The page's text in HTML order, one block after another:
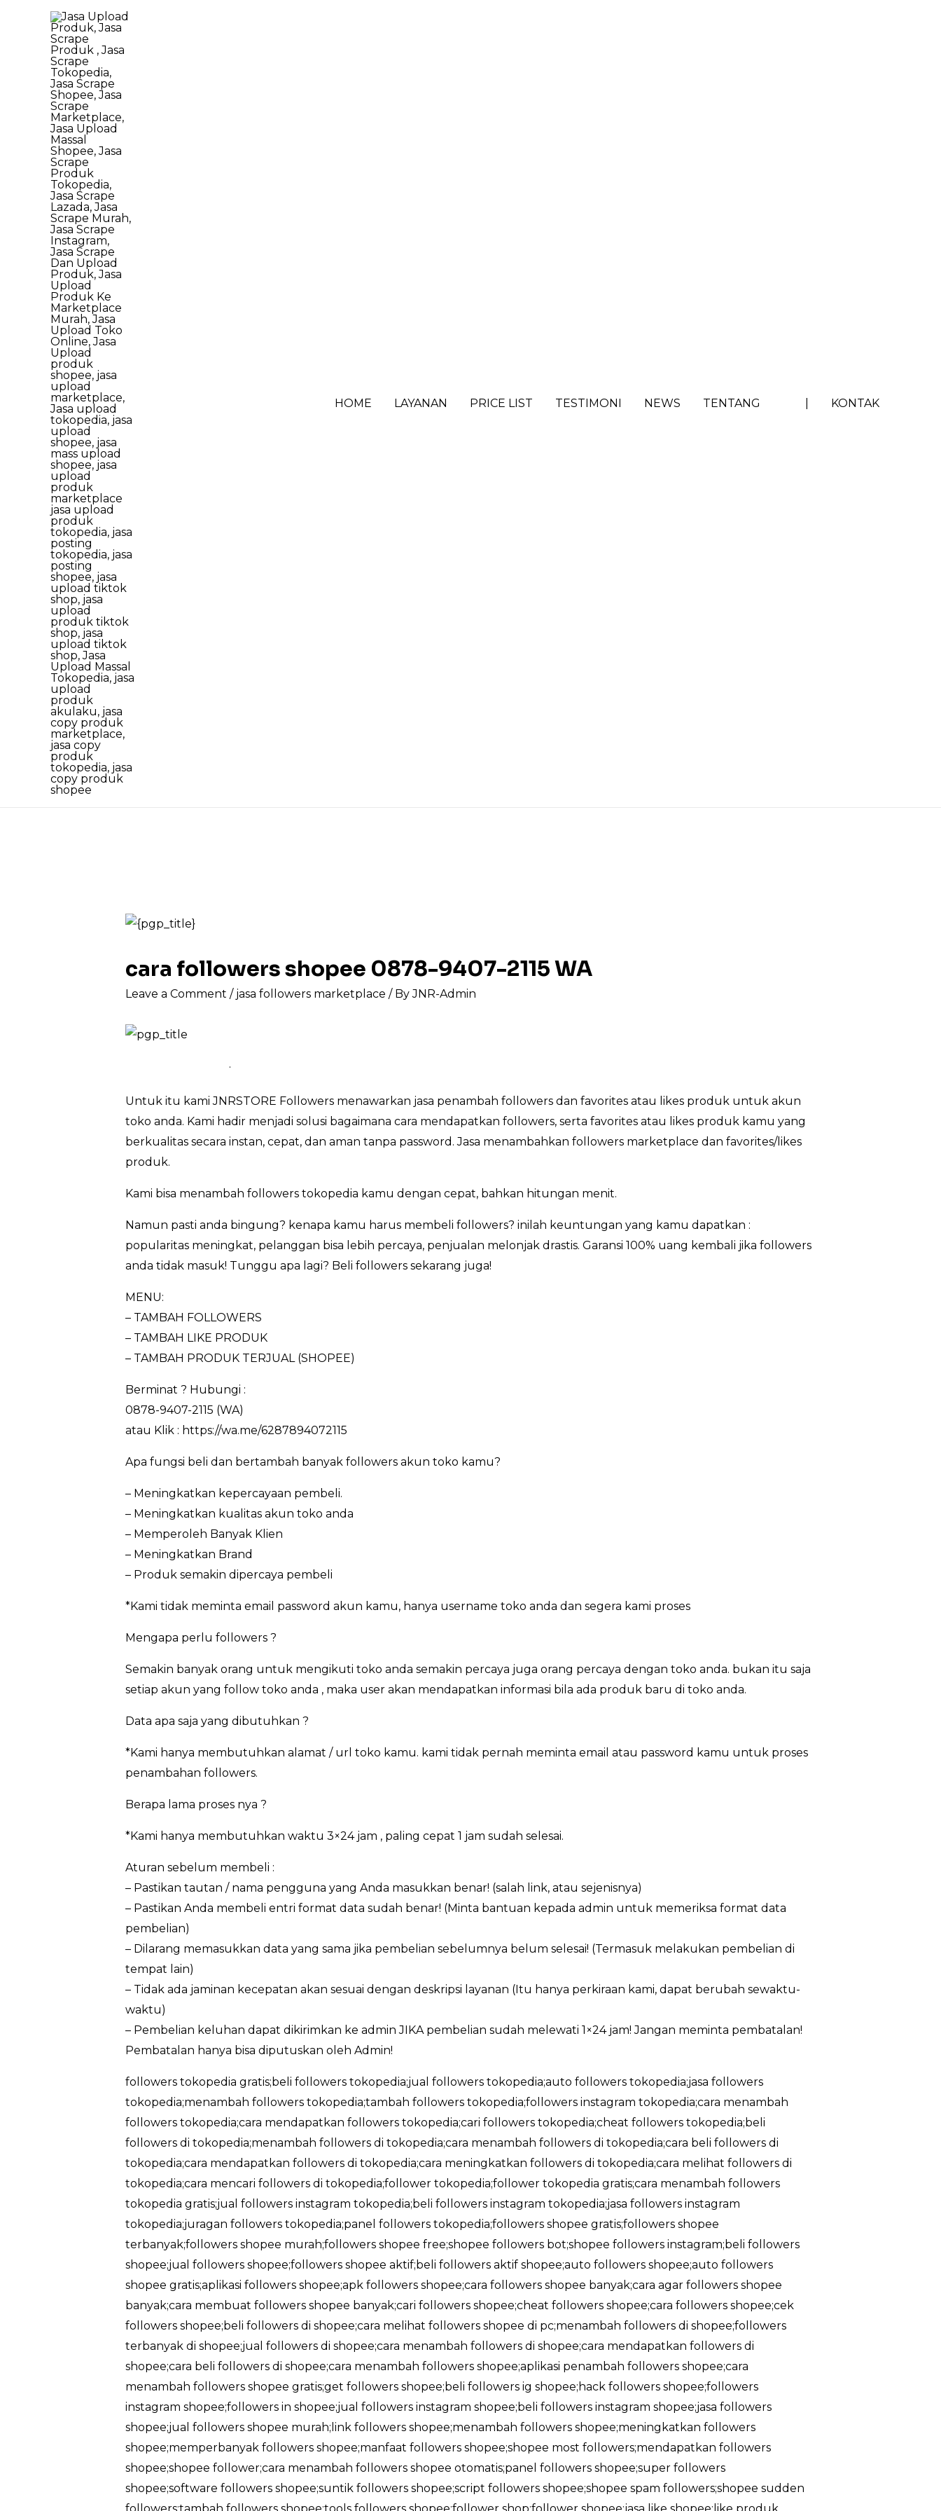
HOME LAYANAN PRICE LIST TESTIMONI NEWS TENTANG KONTAK
cara followers shopee 0878-9407-2115 WA
Leave a Comment / jasa followers marketplace / ByJNR-Admin
.
Untuk itu kami JNRSTORE Followers menawarkan jasa penambah followers dan favorites atau likes produk untuk akun
toko anda. Kami hadir menjadi solusi bagaimana cara mendapatkan followers, serta favorites atau likes produk kamu yang
berkualitas secara instan, cepat, dan aman tanpa password. Jasa menambahkan followers marketplace dan favorites/likes
produk.
Kami bisa menambah followers tokopedia kamu dengan cepat, bahkan hitungan menit.
Namun pasti anda bingung? kenapa kamu harus membeli followers? inilah keuntungan yang kamu dapatkan :
popularitas meningkat, pelanggan bisa lebih percaya, penjualan melonjak drastis. Garansi 100% uang kembali jika followers
anda tidak masuk! Tunggu apa lagi? Beli followers sekarang juga!
MENU:
– TAMBAH FOLLOWERS
– TAMBAH LIKE PRODUK
– TAMBAH PRODUK TERJUAL (SHOPEE)
Berminat ? Hubungi :
0878-9407-2115 (WA)
atau Klik : https://wa.me/6287894072115
Apa fungsi beli dan bertambah banyak followers akun toko kamu?
– Meningkatkan kepercayaan pembeli.
– Meningkatkan kualitas akun toko anda
– Memperoleh Banyak Klien
– Meningkatkan Brand
– Produk semakin dipercaya pembeli
*Kami tidak meminta email password akun kamu, hanya username toko anda dan segera kami proses
Mengapa perlu followers ?
Semakin banyak orang untuk mengikuti toko anda semakin percaya juga orang percaya dengan toko anda. bukan itu saja
setiap akun yang follow toko anda , maka user akan mendapatkan informasi bila ada produk baru di toko anda.
Data apa saja yang dibutuhkan ?
*Kami hanya membutuhkan alamat / url toko kamu. kami tidak pernah meminta email atau password kamu untuk proses
penambahan followers.
Berapa lama proses nya ?
*Kami hanya membutuhkan waktu 3×24 jam , paling cepat 1 jam sudah selesai.
Aturan sebelum membeli :
– Pastikan tautan / nama pengguna yang Anda masukkan benar! (salah link, atau sejenisnya)
– Pastikan Anda membeli entri format data sudah benar! (Minta bantuan kepada admin untuk memeriksa format data
pembelian)
– Dilarang memasukkan data yang sama jika pembelian sebelumnya belum selesai! (Termasuk melakukan pembelian di
tempat lain)
– Tidak ada jaminan kecepatan akan sesuai dengan deskripsi layanan (Itu hanya perkiraan kami, dapat berubah sewaktu-
waktu)
– Pembelian keluhan dapat dikirimkan ke admin JIKA pembelian sudah melewati 1×24 jam! Jangan meminta pembatalan!
Pembatalan hanya bisa diputuskan oleh Admin!
followers tokopedia gratis;beli followers tokopedia;jual followers tokopedia;auto followers tokopedia;jasa followers
tokopedia;menambah followers tokopedia;tambah followers tokopedia;followers instagram tokopedia;cara menambah
followers tokopedia;cara mendapatkan followers tokopedia;cari followers tokopedia;cheat followers tokopedia;beli
followers di tokopedia;menambah followers di tokopedia;cara menambah followers di tokopedia;cara beli followers di
tokopedia;cara mendapatkan followers di tokopedia;cara meningkatkan followers di tokopedia;cara melihat followers di
tokopedia;cara mencari followers di tokopedia;follower tokopedia;follower tokopedia gratis;cara menambah followers
tokopedia gratis;jual followers instagram tokopedia;beli followers instagram tokopedia;jasa followers instagram
tokopedia;juragan followers tokopedia;panel followers tokopedia;followers shopee gratis;followers shopee
terbanyak;followers shopee murah;followers shopee free;shopee followers bot;shopee followers instagram;beli followers
shopee;jual followers shopee;followers shopee aktif;beli followers aktif shopee;auto followers shopee;auto followers
shopee gratis;aplikasi followers shopee;apk followers shopee;cara followers shopee banyak;cara agar followers shopee
banyak;cara membuat followers shopee banyak;cari followers shopee;cheat followers shopee;cara followers shopee;cek
followers shopee;beli followers di shopee;cara melihat followers shopee di pc;menambah followers di shopee;followers
terbanyak di shopee;jual followers di shopee;cara menambah followers di shopee;cara mendapatkan followers di
shopee;cara beli followers di shopee;cara menambah followers shopee;aplikasi penambah followers shopee;cara
menambah followers shopee gratis;get followers shopee;beli followers ig shopee;hack followers shopee;followers
instagram shopee;followers in shopee;jual followers instagram shopee;beli followers instagram shopee;jasa followers
shopee;jual followers shopee murah;link followers shopee;menambah followers shopee;meningkatkan followers
shopee;memperbanyak followers shopee;manfaat followers shopee;shopee most followers;mendapatkan followers
shopee;shopee follower;cara menambah followers shopee otomatis;panel followers shopee;super followers
shopee;software followers shopee;suntik followers shopee;script followers shopee;shopee spam followers;shopee sudden
followers;tambah followers shopee;tools followers shopee;follower shop;follower shopee;jasa like shopee;like produk